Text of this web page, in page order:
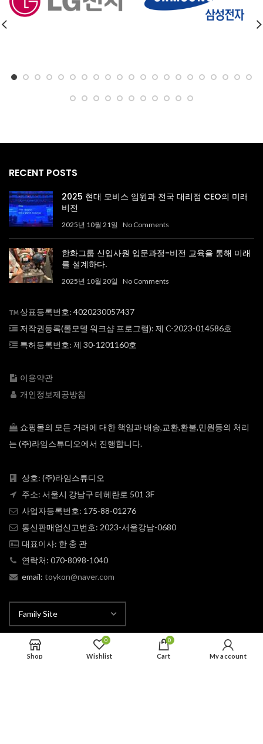
RECENT POSTS
2025 현대 모비스 임원과 전국 대리점 CEO의 미래
비전
2025년 10월 21일 No Comments
한화그룹 신입사원 입문과정-비전 교육을 통해 미래
를 설계하다.
2025년 10월 20일 No Comments
상표등록번호: 4020230057437
저작권등록(롤모델 워크샵 프로그램): 제 C-2023-014586호
특허등록번호: 제 30-1201160호
이용약관
개인정보제공방침
쇼핑몰의 모든 거래에 대한 책임과 배송,교환,환불,민원등의 처리
는 (주)라임스튜디오에서 진행합니다.
상호: (주)라임스튜디오
주소: 서울시 강남구 테헤란로 501 3F
사업자등록번호: 175-88-01276
통신판매업신고번호: 2023-서울강남-0680
대표이사: 한 충 관
연락처: 070-8098-1040
email: toykon@naver.com
Shop
0
Wishlist
0
Cart My account